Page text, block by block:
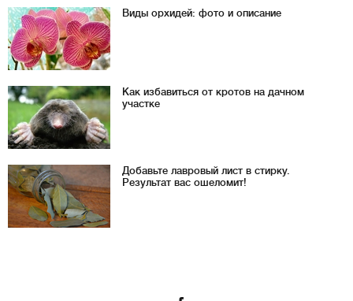
Виды орхидей: фото и описание
Как избавиться от кротов на дачном
участке
Добавьте лавровый лист в стирку.
Результат вас ошеломит!